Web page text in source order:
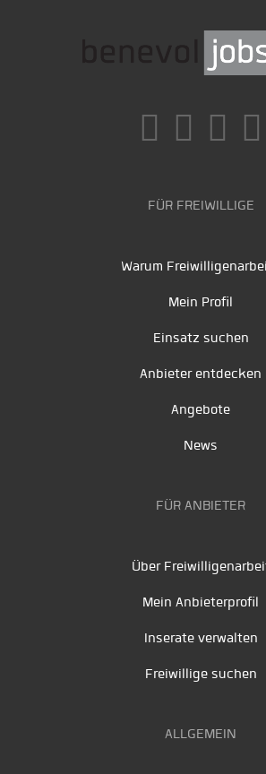
FÜR FREIWILLIGE
Warum
Mein Profil
Einsatz suchen
Anbieter entdecken
Angebote
News
FÜR ANBIETER
Über
Mein Anbieterprofil
Inserate verwalten
Freiwillige suchen
ALLGEMEIN